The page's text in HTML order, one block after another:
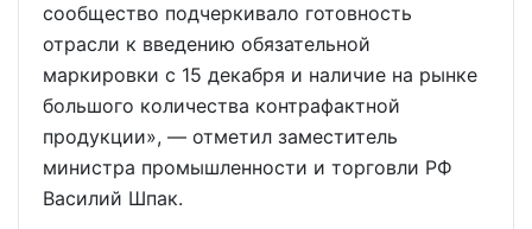
сообщество подчеркивало готовность
отрасли к введению обязательной
маркировки с 15 декабря и наличие на рынке
большого количества контрафактной
продукции», — отметил заместитель
министра промышленности и торговли РФ
Василий Шпак.